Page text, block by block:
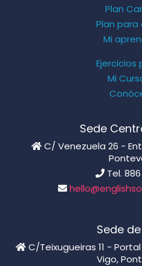
Plan
Plan
Mi
Ejercicios
Mi
Sede
C/ Venezuela 26 -
Tel. 886
Sede
C/Teixugueiras 11 -
Vigo,